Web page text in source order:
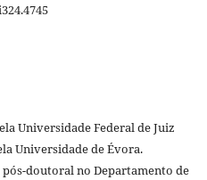
Universidade Federal de Juiz
Universidade de Évora.
doutoral no Departamento de